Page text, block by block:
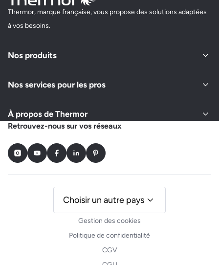
Thermor, marque française, vous propose des solutions adaptées
à vos besoins.
Nos produits
Nos services pour les pros
À propos de Thermor
Retrouvez-nous sur vos réseaux
InstagramYoutubeFacebookLinkedInPinterest
Gestion des cookies
Politique de confidentialité
CGV
Choisir un autre pays